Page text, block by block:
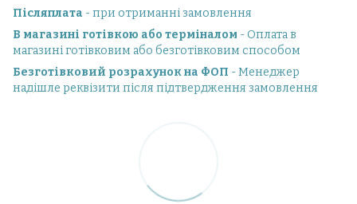
Післяплата - при отриманні замовлення
В магазині готівкою або терміналом - Оплата в
магазині готівковим або безготівковим способом
Безготівковий розрахунок на ФОП - Менеджер
надішле реквізити після підтвердження замовлення